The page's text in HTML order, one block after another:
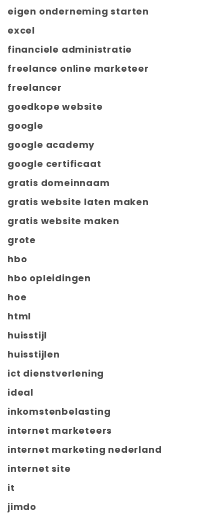
eigen onderneming starten
excel
financiele administratie
freelance online marketeer
freelancer
goedkope website
google
google academy
google certificaat
gratis domeinnaam
gratis website laten maken
gratis website maken
grote
hbo
hbo opleidingen
hoe
html
huisstijl
huisstijlen
ict dienstverlening
ideal
inkomstenbelasting
internet marketeers
internet marketing nederland
internet site
it
jimdo